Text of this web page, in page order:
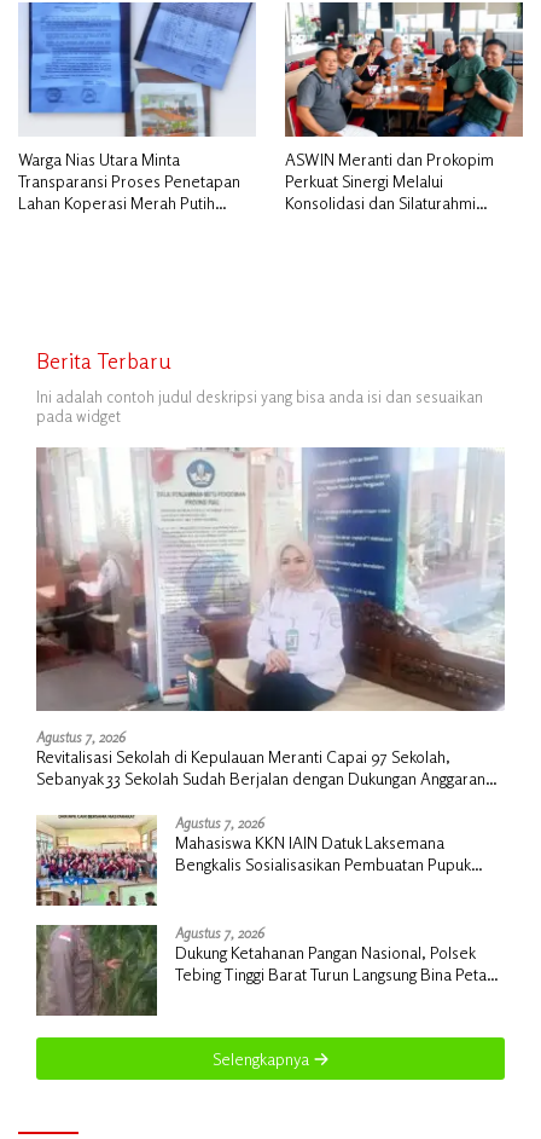
Warga Nias Utara Minta
Transparansi Proses Penetapan
Lahan Koperasi Merah Putih
ASWIN Meranti dan Prokopim
Perkuat Sinergi Melalui
Konsolidasi dan Silaturahmi
Berita Terbaru
Ini adalah contoh judul deskripsi yang bisa anda isi dan sesuaikan
pada widget
Agustus 7, 2026
Revitalisasi Sekolah di Kepulauan Meranti Capai 97 Sekolah,
Sebanyak 33 Sekolah Sudah Berjalan dengan Dukungan Anggaran
Agustus 7, 2026
Mahasiswa KKN IAIN Datuk Laksemana
Bengkalis Sosialisasikan Pembuatan Pupuk
Agustus 7, 2026
Dukung Ketahanan Pangan Nasional, Polsek
Tebing Tinggi Barat Turun Langsung Bina Petani
Selengkapnya